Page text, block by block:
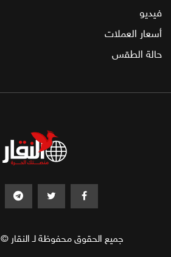
فيديو
أسعار العملات
حالة الطقس
جميع الحقوق محفوظة لـ النقار © 2022 - 2026